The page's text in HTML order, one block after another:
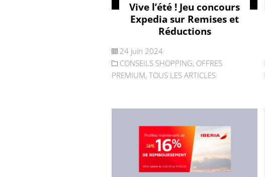
Vive l’été ! Jeu concours
Expedia sur Remises et
Réductions
24 juin 2024
CONSEILS SHOPPING, OFFRES
PREMIUM, TOUS LES ARTICLES